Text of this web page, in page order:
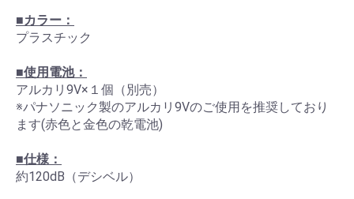
■カラー：
プラスチック
■使用電池：
アルカリ9V×１個（別売）
※パナソニック製のアルカリ9Vのご使用を推奨しており
ます(赤色と金色の乾電池)
■仕様：
約120dB（デシベル）